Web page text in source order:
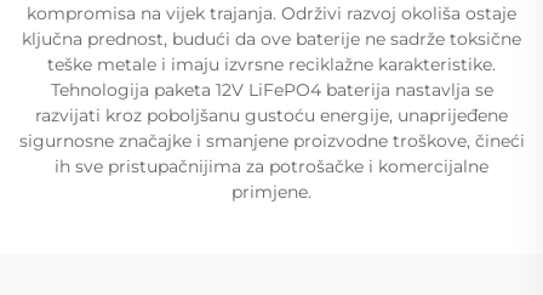
kompromisa na vijek trajanja. Održivi razvoj okoliša ostaje
ključna prednost, budući da ove baterije ne sadrže toksične
teške metale i imaju izvrsne reciklažne karakteristike.
Tehnologija paketa 12V LiFePO4 baterija nastavlja se
razvijati kroz poboljšanu gustoću energije, unaprijeđene
sigurnosne značajke i smanjene proizvodne troškove, čineći
ih sve pristupačnijima za potrošačke i komercijalne
primjene.